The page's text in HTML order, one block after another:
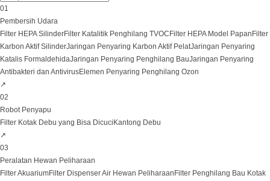
01
Pembersih Udara
Filter HEPA SilinderFilter Katalitik Penghilang TVOC Filter HEPA Model Papan Filter
Karbon Aktif SilinderJaringan Penyaring Karbon Aktif PelatJaringan Penyaring
Katalis FormaldehidaJaringan Penyaring Penghilang BauJaringan Penyaring
Antibakteri dan AntivirusElemen Penyaring Penghilang Ozon
↗
02
Robot Penyapu
Filter Kotak Debu yang Bisa Dicuci Kantong Debu
↗
03
Peralatan Hewan Peliharaan
Filter AkuariumFilter Dispenser Air Hewan Peliharaan Filter Penghilang Bau Kotak